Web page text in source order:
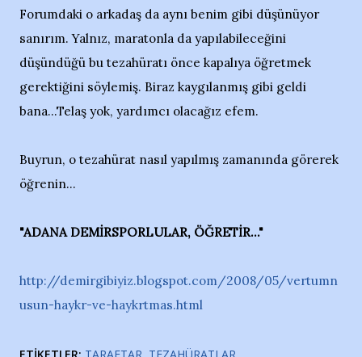
Forumdaki o arkadaş da aynı benim gibi düşünüyor
sanırım. Yalnız, maratonla da yapılabileceğini
düşündüğü bu tezahüratı önce kapalıya öğretmek
gerektiğini söylemiş. Biraz kaygılanmış gibi geldi
bana...Telaş yok, yardımcı olacağız efem.
Buyrun, o tezahürat nasıl yapılmış zamanında görerek
öğrenin...
"ADANA DEMİRSPORLULAR, ÖĞRETİR..."
http://demirgibiyiz.blogspot.com/2008/05/vertumn
usun-haykr-ve-haykrtmas.html